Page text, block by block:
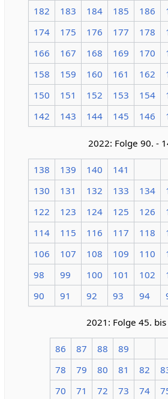
182
183 184 185 186
174
175 176 177 178
166
167 168 169 170
158
159 160 161 162
150
151 152 153 154
142
143 144 145 146
2022: Folge 90. -
138 139 140
141
130
131 132 133 134
122
123 124 125 126
114
115 116 117 118
106
107 108 109 110
98
99 100 101 102
90
91 92 93 94
2021: Folge 45. bis
86 87 88
89
78
79 80 81 82
70
71 72 73 74